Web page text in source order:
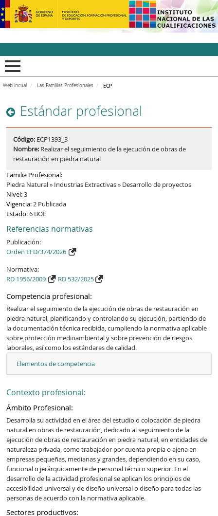
INCUAl - Instituto
Web incual Las Familias Profesionales ECP
Estándar profesional
Código: ECP1393_3
Nombre: Realizar el seguimiento de la ejecución de obras de
restauración en piedra natural
Familia Profesional:
Piedra Natural » Industrias Extractivas » Desarrollo de proyectos
Nivel:3
Vigencia:2 Publicada
Estado:6 BOE
Referencias normativas
Publicación:
Orden EFD/374/2026
Normativa:
RD 1956/2009
RD 532/2025
Competencia profesional:
Realizar el seguimiento de la ejecución de obras de restauración en
piedra natural, planificando y controlando su ejecución, partiendo de
la documentación técnica recibida, cumpliendo la normativa aplicable
sobre protección medioambiental y sobre prevención de riesgos
laborales, así como los estándares de calidad.
Elementos de competencia
Contexto profesional:
Ámbito Profesional:
Desarrolla su actividad en el área del estudio o colocación de piedra
natural en obras de restauración, dedicado al seguimiento de la
ejecución de obras de restauración en piedra natural, en entidades de
naturaleza privada, como trabajador por cuenta propia o ajena en
empresas pequeñas, medianas y grandes, dependiendo en su caso,
funcional o jerárquicamente de personal técnico superior. En el
desarrollo de la actividad profesional se aplican los principios de
accesibilidad universal y de diseño universal o diseño para todas las
personas de acuerdo con la normativa aplicable.
Sectores productivos: